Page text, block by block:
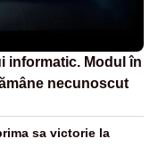
informatic. Modul în
necunoscut
sa victorie la